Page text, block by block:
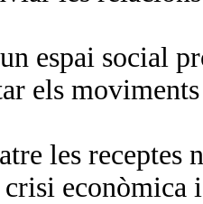
espai social
els
les receptes